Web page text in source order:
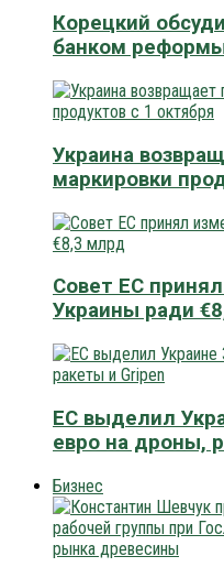
Корецкий
банком
Украина
маркировки
Совет ЕС
Украины ради
ЕС выделил
евро на дроны,
Бизнес